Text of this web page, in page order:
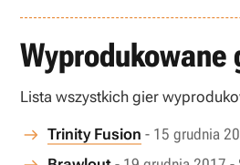
Wyprodukowane
Lista wszystkich gier
Trinity Fusion - 15 grudnia